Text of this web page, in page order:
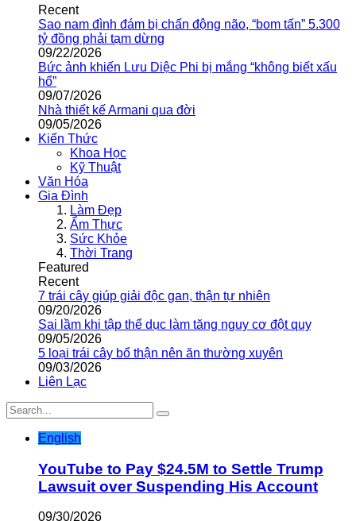
Recent
Sao nam đình đám bị chấn động não, “bom tấn” 5.300
tỷ đồng phải tạm dừng
09/22/2026
Bức ảnh khiến Lưu Diệc Phi bị mắng “không biết xấu
hổ”
09/07/2026
Nhà thiết kế Armani qua đời
09/05/2026
Kiến Thức
Khoa Học
Kỹ Thuật
Văn Hóa
Gia Đình
Làm Đẹp
Ẩm Thực
Sức Khỏe
Thời Trang
Featured
Recent
7 trái cây giúp giải độc gan, thận tự nhiên
09/20/2026
Sai lầm khi tập thể dục làm tăng nguy cơ đột quỵ
09/05/2026
5 loại trái cây bổ thận nên ăn thường xuyên
09/03/2026
Liên Lạc
English
YouTube to Pay $24.5M to Settle Trump
Lawsuit over Suspending His Account
09/30/2026